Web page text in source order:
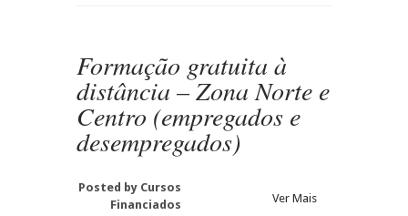
Formação gratuita à
distância – Zona Norte e
Centro (empregados e
desempregados)
Posted by Cursos
Financiados
Ver Mais